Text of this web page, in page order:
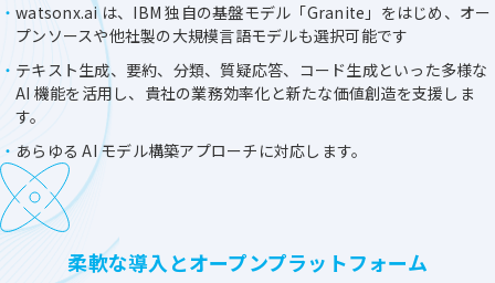
watsonx.ai は、IBM 独自の基盤モデル「Granite」をはじめ、オー
プンソースや他社製の大規模言語モデルも選択可能です
テキスト生成、要約、分類、質疑応答、コード生成といった多様な
AI 機能を活用し、貴社の業務効率化と新たな価値創造を支援しま
す。
あらゆる AI モデル構築アプローチに対応します。
柔軟な導入とオープンプラットフォーム